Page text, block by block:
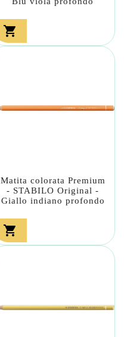

Matita colorata Premium
- STABILO Original -
Giallo indiano profondo
